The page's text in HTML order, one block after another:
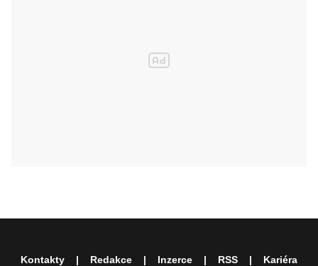
Kontakty Redakce Inzerce RSS Kariéra